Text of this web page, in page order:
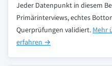
Jeder Datenpunkt in diesem
Primärinterviews, echtes
Querprüfungen validiert. Mehr
erfahren →